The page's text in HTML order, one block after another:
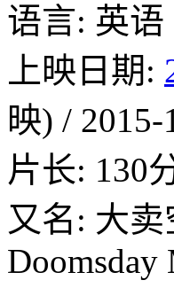
语言: 英语
上映日期:
映) /
片长: 130
又名: 大卖
Doomsday